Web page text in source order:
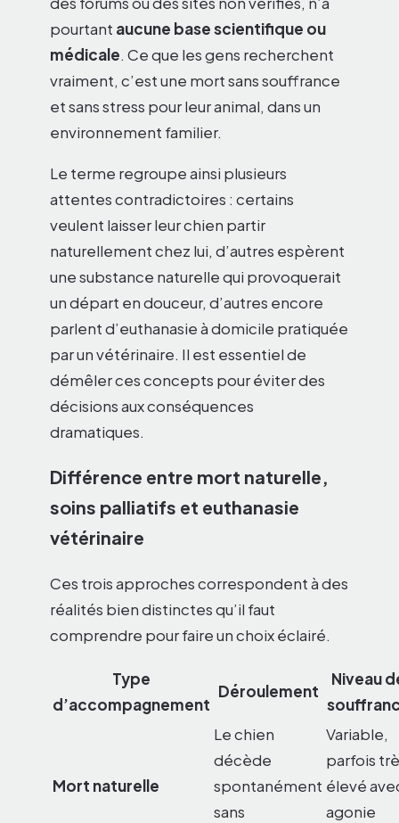
pourtant aucune base scientifique ou
médicale. Ce que les gens recherchent
vraiment, c’est une mort sans souffrance
et sans stress pour leur animal, dans un
environnement familier.
Le terme regroupe ainsi plusieurs
attentes contradictoires : certains
veulent laisser leur chien partir
naturellement chez lui, d’autres espèrent
une substance naturelle qui provoquerait
un départ en douceur, d’autres encore
parlent d’euthanasie à domicile pratiquée
par un vétérinaire. Il est essentiel de
démêler ces concepts pour éviter des
décisions aux conséquences
dramatiques.
Différence entre mort naturelle,
soins palliatifs et euthanasie
vétérinaire
Ces trois approches correspondent à des
réalités bien distinctes qu’il faut
comprendre pour faire un choix éclairé.
Type
d’accompagnement
Déroulement
Niveau
Mort naturelle
Le chien
décède
spontanément
sans
Variable,
parfois
élevé
agonie